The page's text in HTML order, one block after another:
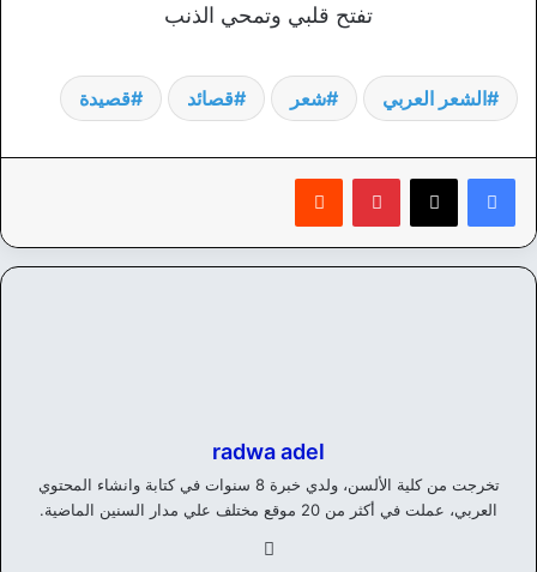
تفتح قلبي وتمحي الذنب
الشعر العربي شعر قصائد قصيدة
بينتيريست
radwa adel
تخرجت من كلية الألسن، ولدي خبرة 8 سنوات في كتابة وانشاء المحتوي
العربي، عملت في أكثر من 20 موقع مختلف علي مدار السنين الماضية.